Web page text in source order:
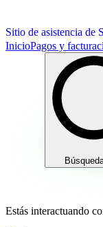
Sitio de asistencia de
InicioPagos y
Estás interactuando